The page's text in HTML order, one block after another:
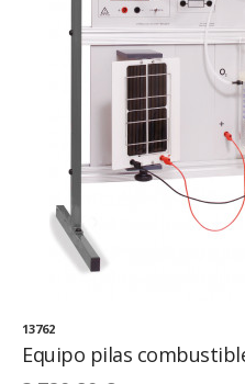
13762
Equipo pilas